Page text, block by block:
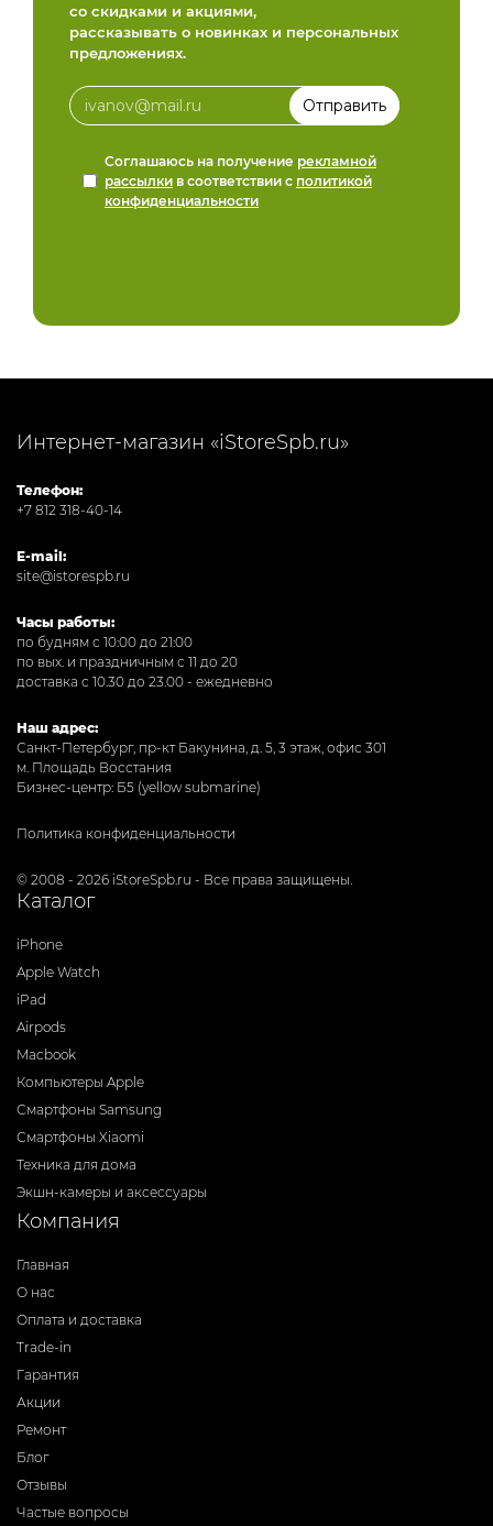
со скидками и акциями,
рассказывать о новинках и персональных
предложениях.
Соглашаюсь на получение рекламной
рассылки в соответствии с политикой
конфиденциальности
Интернет-магазин «iStoreSpb.ru»
Телефон:
+7 812 318-40-14
E-mail:
site@istorespb.ru
Часы работы:
по будням с 10:00 до 21:00
по вых. и праздничным с 11 до 20
доставка с 10.30 до 23.00 - ежедневно
Наш адрес:
Санкт-Петербург, пр-кт Бакунина, д. 5, 3 этаж, офис 301
м. Площадь Восстания
Бизнес-центр: Б5 (yellow submarine)
Политика конфиденциальности
© 2008 - 2026 iStoreSpb.ru - Все права защищены.
Каталог
iPhone
Apple Watch
iPad
Airpods
Macbook
Компьютеры Apple
Смартфоны Samsung
Смартфоны Xiaomi
Техника для дома
Экшн-камеры и аксессуары
Компания
Главная
О нас
Оплата и доставка
Trade-in
Гарантия
Акции
Ремонт
Блог
Отзывы
Частые вопросы